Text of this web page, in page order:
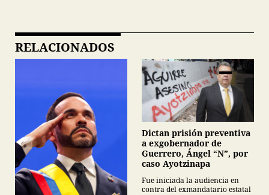
RELACIONADOS
Dictan prisión preventiva
a exgobernador de
Guerrero, Ángel “N”, por
caso Ayotzinapa
Fue iniciada la audiencia en
contra del exmandatario estatal